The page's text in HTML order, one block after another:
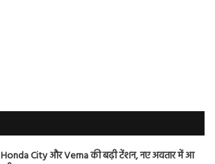
Honda City और Verna की बढ़ी टेंशन, नए अवतार में आ